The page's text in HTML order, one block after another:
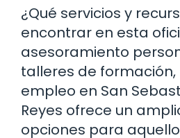
¿Qué servicios y
encontrar en esta
asesoramiento
talleres de formación,
empleo en San
Reyes ofrece un
opciones para